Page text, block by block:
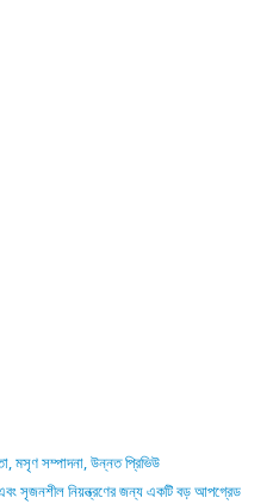
সম্পাদনা, উন্নত প্রিভিউ
সৃজনশীল নিয়ন্ত্রণের জন্য একটি বড় আপগ্রেড